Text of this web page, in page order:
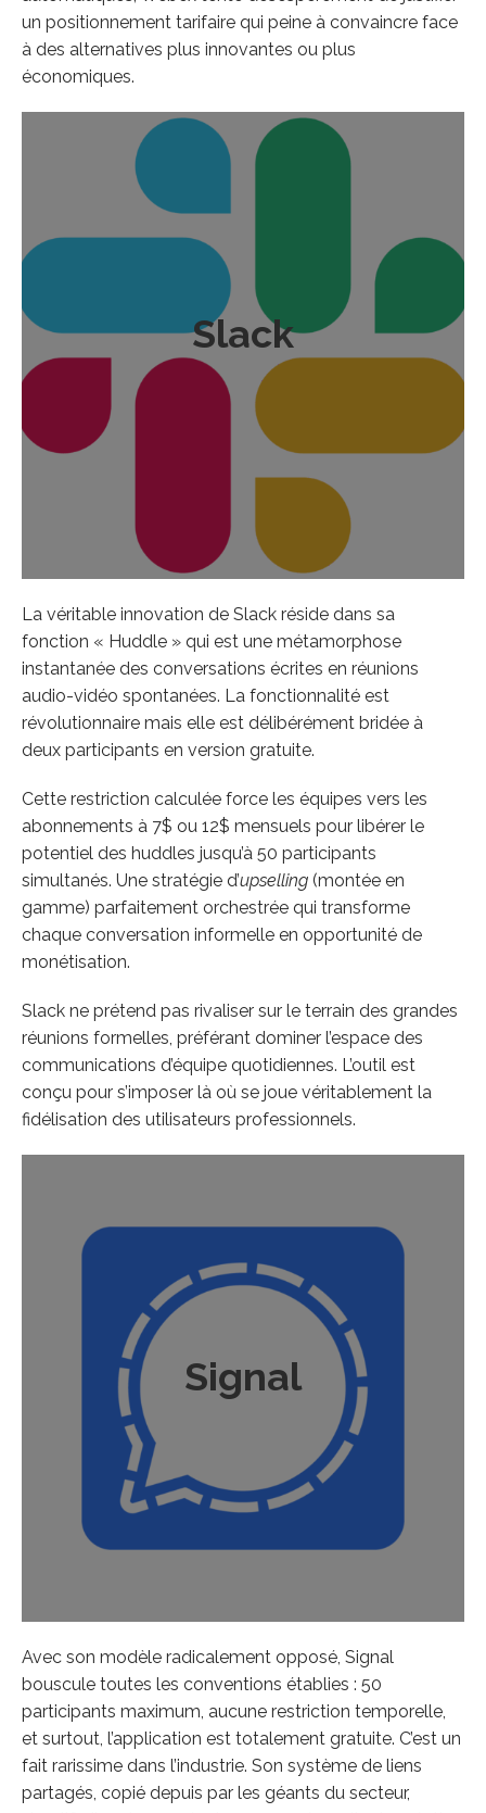
un positionnement tarifaire qui peine à convaincre face
à des alternatives plus innovantes ou plus
économiques.
Slack
La véritable innovation de Slack réside dans sa
fonction « Huddle » qui est une métamorphose
instantanée des conversations écrites en réunions
audio-vidéo spontanées. La fonctionnalité est
révolutionnaire mais elle est délibérément bridée à
deux participants en version gratuite.
Cette restriction calculée force les équipes vers les
abonnements à 7$ ou 12$ mensuels pour libérer le
potentiel des huddles jusqu’à 50 participants
simultanés. Une stratégie d’upselling (montée en
gamme) parfaitement orchestrée qui transforme
chaque conversation informelle en opportunité de
monétisation.
Slack ne prétend pas rivaliser sur le terrain des grandes
réunions formelles, préférant dominer l’espace des
communications d’équipe quotidiennes. L’outil est
conçu pour s’imposer là où se joue véritablement la
fidélisation des utilisateurs professionnels.
Signal
Avec son modèle radicalement opposé, Signal
bouscule toutes les conventions établies : 50
participants maximum, aucune restriction temporelle,
et surtout, l’application est totalement gratuite. C’est un
fait rarissime dans l’industrie. Son système de liens
partagés, copié depuis par les géants du secteur,